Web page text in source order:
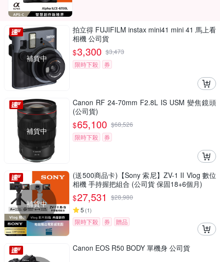
補貨中
拍立得 FUJIFILM instax mini41 mini 41 馬上看
相機 公司貨
$3,300 $3,473
限時下殺
券
補貨中
Canon RF 24-70mm F2.8L IS USM 變焦鏡頭
(公司貨)
$65,100 $68,526
限時下殺
券
補貨中
(送500商品卡)【Sony 索尼】ZV-1 II Vlog 數位
相機 手持握把組合 (公司貨 保固18+6個月)
$27,531 $28,980
5 (1)
限時下殺 券 贈品
Canon EOS R50 BODY 單機身 公司貨